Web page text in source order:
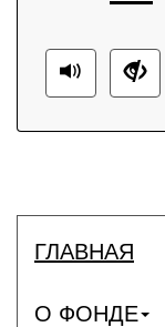
ГЛАВНАЯ
О ФОНДЕ